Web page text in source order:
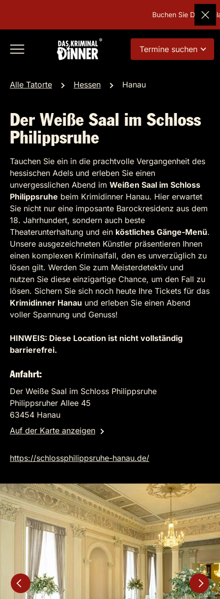
Buchen Sie
Termine suchen
Alle Tatorte Hessen Hanau
Der Weiße Saal im Schloss
Philippsruhe
Tauchen Sie ein in die prachtvolle Vergangenheit des
hessischen Adels und erleben Sie einen
unvergesslichen Abend im Weißen Saal im Schloss
Philippsruhe beim Krimidinner Hanau. Hier erwartet
Sie nicht nur eine imposante Barockresidenz aus dem
18. Jahrhundert, sondern auch beste
Theaterunterhaltung und ein köstliches Gänge-Menü.
Unsere ausgezeichneten Künstler präsentieren Ihnen
einen komplexen Kriminalfall, den es unverzüglich zu
lösen gilt. Werden Sie zum Meisterdetektiv und
nutzen Sie diese einzigartige Chance, um den Fall zu
lösen. Sichern Sie sich noch heute Ihre Tickets für das
Krimidinner Hanau und erleben Sie einen Abend
voller Spannung und Genuss!
HINWEIS: Diese Location ist nicht vollständig
barrierefrei.
Anfahrt:
Der Weiße Saal im Schloss Philippsruhe
Philippsruher Allee 45
63454 Hanau
Auf der Karte anzeigen
https://schlossphilippsruhe-hanau.de/